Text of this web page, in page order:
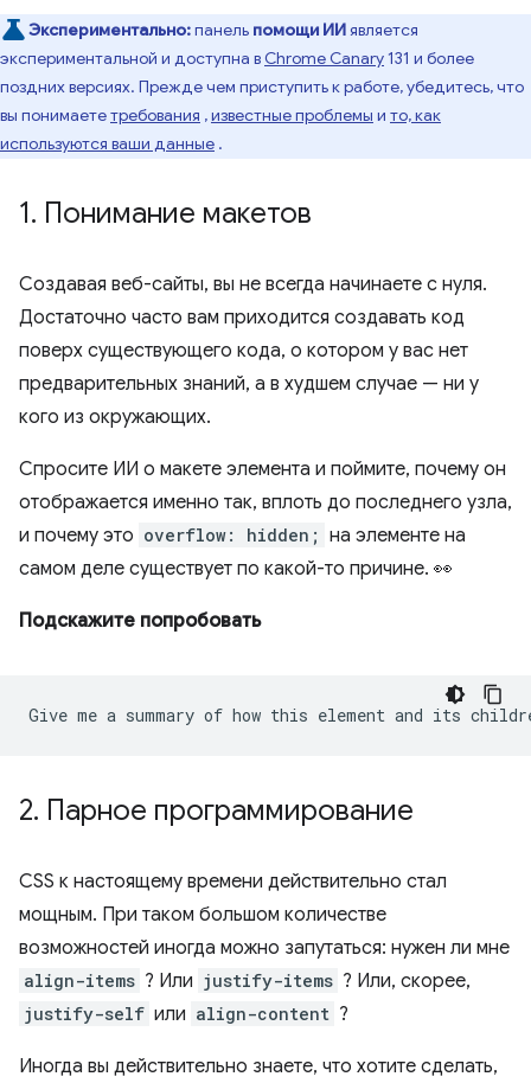
Экспериментально:панель помощи ИИявляется
экспериментальной и доступна в Chrome Canary131 и более
поздних версиях. Прежде чем приступить к работе, убедитесь, что
вы понимаететребования ,известные проблемы и то, как
используются ваши данные .
1. Понимание макетов
Создавая веб-сайты, вы не всегда начинаете с нуля.
Достаточно часто вам приходится создавать код
поверх существующего кода, о котором у вас нет
предварительных знаний, а в худшем случае — ни у
кого из окружающих.
Спросите ИИ о макете элемента и поймите, почему он
отображается именно так, вплоть до последнего узла,
и почему это overflow: hidden; на элементе на
самом деле существует по какой-то причине. 👀
Подскажите попробовать
2. Парное программирование
CSS к настоящему времени действительно стал
мощным. При таком большом количестве
возможностей иногда можно запутаться: нужен ли мне
align-items ? Или justify-items ? Или, скорее,
justify-self или align-content ?
Иногда вы действительно знаете, что хотите сделать,